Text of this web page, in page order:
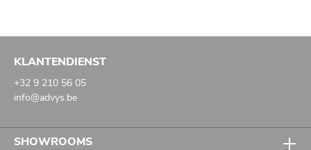
KLANTENDIENST
+32 9 210 56 05
info@advys.be
SHOWROOMS